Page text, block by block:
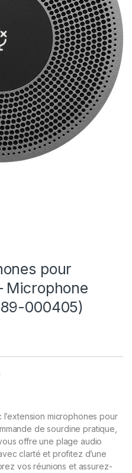
pour
Microphone
000405)
microphones pour
de sourdine pratique,
offre une plage audio
clarté et profitez d’une
vos réunions et assurez-